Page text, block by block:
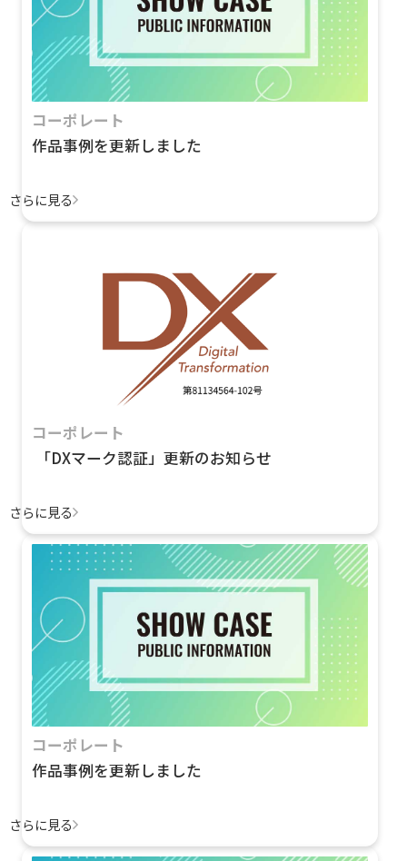
コーポレート
作品事例を更新しました
さらに見る
コーポレート
「DXマーク認証」更新のお知らせ
さらに見る
コーポレート
作品事例を更新しました
さらに見る